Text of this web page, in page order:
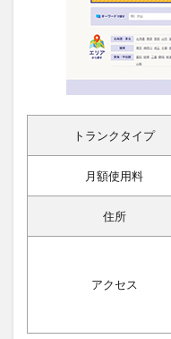
トランクタイプ
月額使用料
住所
アクセス